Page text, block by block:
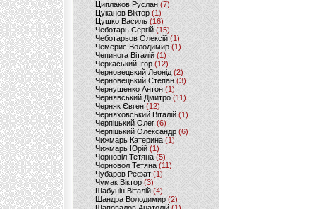
Циплаков Руслан(7)
Цуканов Віктор (1)
Цушко Василь (16)
Чеботарь Сергій (15)
Чеботарьов Олексій (1)
Чемерис Володимир (1)
Чепинога Віталій (1)
Черкаський Ігор (12)
Черновецький Леонід(2)
Черновецький Степан (3)
Чернушенко Антон (1)
Чернявський Дмитро(11)
Черняк Євген(12)
Черняховський Віталій (1)
Черпіцький Олег (6)
Черпіцький Олександр (6)
Чижмарь Катерина (1)
Чижмарь Юрій (1)
Чорновіл Тетяна (5)
Чорновол Тетяна (11)
Чубаров Рефат (1)
Чумак Віктор(3)
Шабунін Віталій (4)
Шандра Володимир (2)